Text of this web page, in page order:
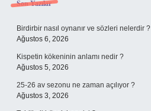
Sidebar
Son Yazılar
Birdirbir nasıl oynanır ve sözleri nelerdir ?
Ağustos 6, 2026
Kispetin kökeninin anlamı nedir ?
Ağustos 5, 2026
25-26 av sezonu ne zaman açılıyor ?
Ağustos 3, 2026